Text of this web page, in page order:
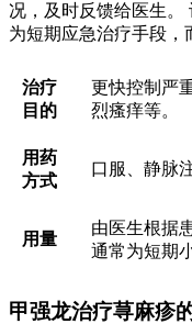
况，及时反馈给医生。
为短期应急治疗手段，
治疗
目的
更快控制严
烈瘙痒等。
用药
方式
口服、静脉
用量
由医生根据
通常为短期
甲强龙治疗荨麻疹